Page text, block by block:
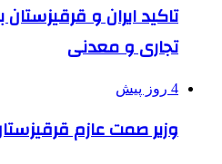
تاکید ایران و
تجاری و معدنی
4 روز پیش
وزیر صمت عازم